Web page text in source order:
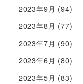
2023年9月 (94)
2023年8月 (77)
2023年7月 (90)
2023年6月 (80)
2023年5月 (83)